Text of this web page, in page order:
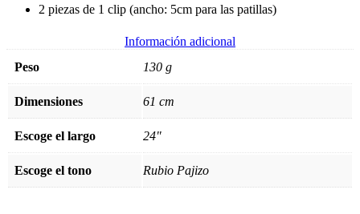
2 piezas de 1 clip (ancho: 5cm para las patillas)
Información adicional
Peso
130 g
Dimensiones 61 cm
Escoge el largo 24"
Escoge el tono Rubio Pajizo